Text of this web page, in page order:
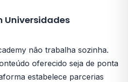
Universidades
não trabalha sozinha.
oferecido seja de ponta
estabelece parcerias